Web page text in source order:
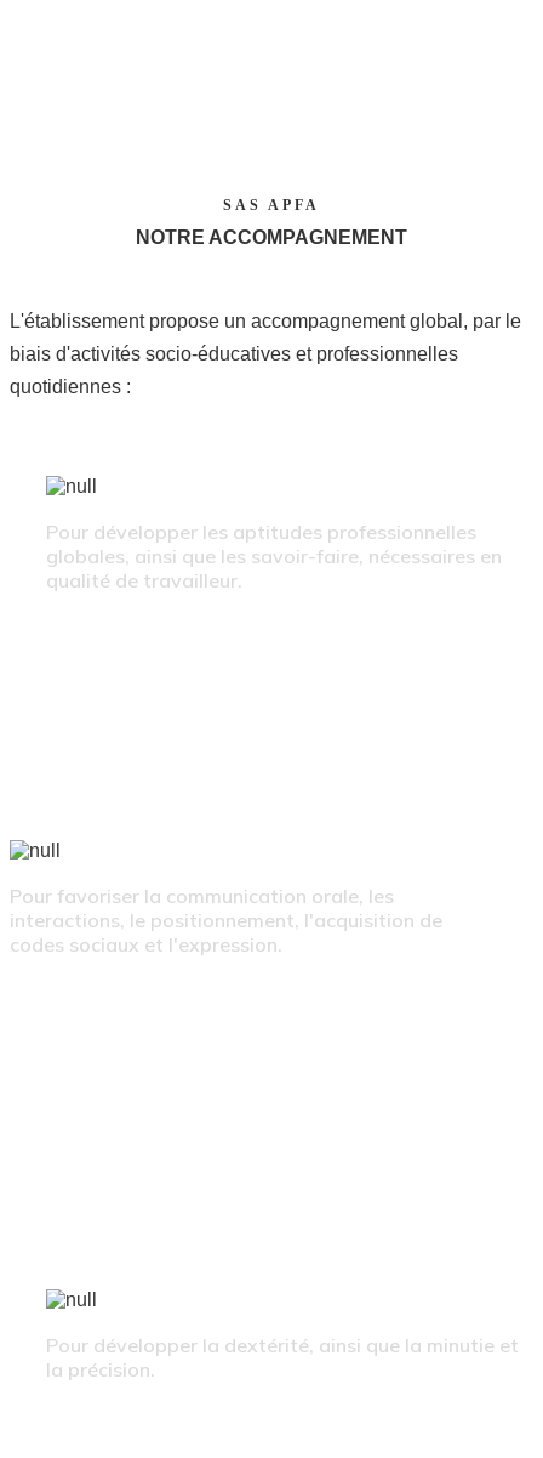
SAS APFA
NOTRE ACCOMPAGNEMENT
L'établissement propose un accompagnement global, par le
biais d'activités socio-éducatives et professionnelles
quotidiennes :
Pour développer les aptitudes professionnelles
globales, ainsi que les savoir-faire, nécessaires en
qualité de travailleur.
Pour favoriser la communication orale, les
interactions, le positionnement, l'acquisition de
codes sociaux et l'expression.
Pour développer la dextérité, ainsi que la minutie et
la précision.